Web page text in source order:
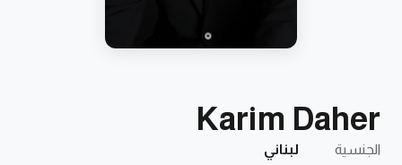
Karim Daher
الجنسية لبناني